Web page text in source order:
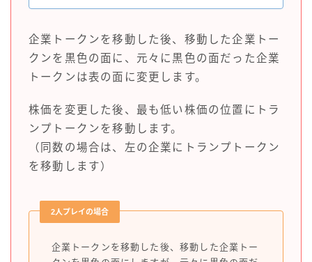
企業トークンを移動した後、移動した企業トー
クンを黒色の面に、元々に黒色の面だった企業
トークンは表の面に変更します。
株価を変更した後、最も低い株価の位置にトラ
ンプトークンを移動します。
（同数の場合は、左の企業にトランプトークン
を移動します）
2人プレイの場合
企業トークンを移動した後、移動した企業トー